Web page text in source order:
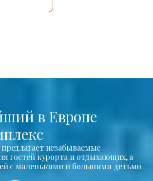
в Европе
незабываемые
гостей курорта и отдыхающих, а
с маленькими и большими детьми